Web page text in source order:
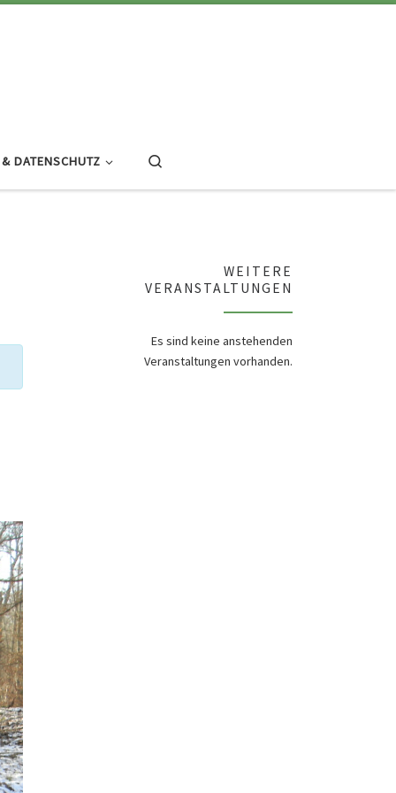
DATENSCHUTZ
WEITERE
VERANSTALTUNGEN
Es sind keine anstehenden
Veranstaltungen vorhanden.